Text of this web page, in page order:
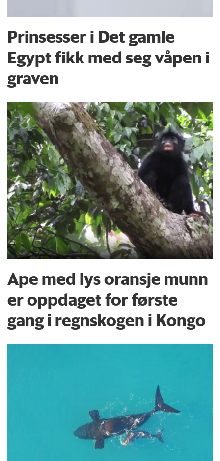
Prinsesser i Det gamle
Egypt fikk med seg våpen i
graven
Ape med lys oransje munn
er oppdaget for første
gang i regnskogen i Kongo